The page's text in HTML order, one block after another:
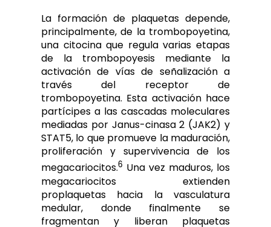
La formación de plaquetas depende,
principalmente, de la trombopoyetina,
una citocina que regula varias etapas
de la trombopoyesis mediante la
activación de vías de señalización a
través del receptor de
trombopoyetina. Esta activación hace
partícipes a las cascadas moleculares
mediadas por Janus-cinasa 2 (JAK2) y
STAT5, lo que promueve la maduración,
proliferación y supervivencia de los
megacariocitos.6 Una vez maduros, los
megacariocitos extienden
proplaquetas hacia la vasculatura
medular, donde finalmente se
fragmentan y liberan plaquetas